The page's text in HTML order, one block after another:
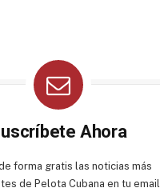
Ahora
forma gratis las noticias más
de Pelota Cubana en tu email